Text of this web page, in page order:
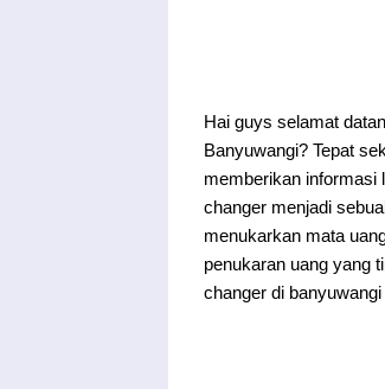
Hai guys selamat
Banyuwangi? Tepat
memberikan informasi
changer menjadi
menukarkan mata
penukaran uang yang
changer di banyuwangi